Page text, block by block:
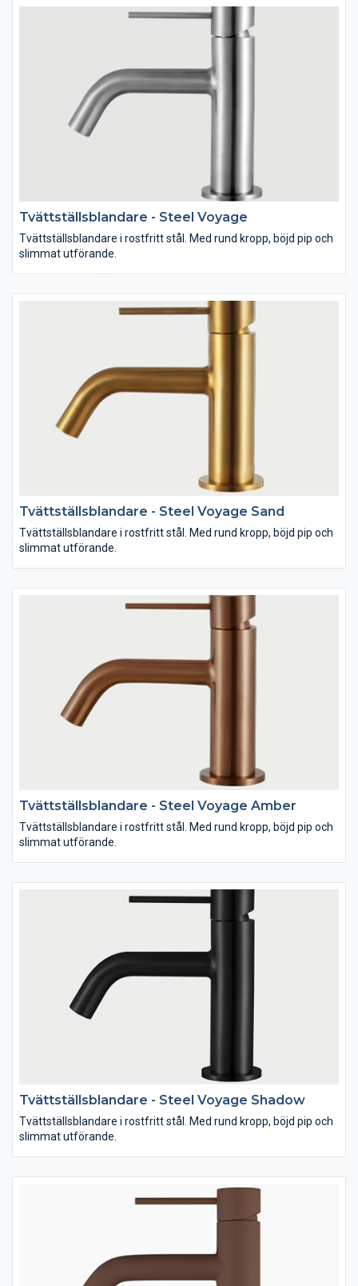
Tvättställsblandare - Steel Voyage
Tvättställsblandare i rostfritt stål. Med rund kropp, böjd pip och
slimmat utförande.
Tvättställsblandare - Steel Voyage Sand
Tvättställsblandare i rostfritt stål. Med rund kropp, böjd pip och
slimmat utförande.
Tvättställsblandare - Steel Voyage Amber
Tvättställsblandare i rostfritt stål. Med rund kropp, böjd pip och
slimmat utförande.
Tvättställsblandare - Steel Voyage Shadow
Tvättställsblandare i rostfritt stål. Med rund kropp, böjd pip och
slimmat utförande.